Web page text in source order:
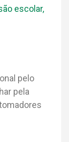
escolar,
pelo
pela